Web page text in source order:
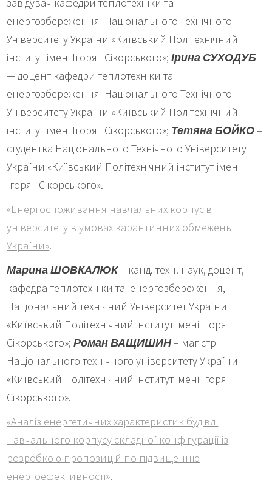
завідувач кафедри теплотехніки та
енергозбереження Національного Технічного
Університету України «Київський Політехнічний
інститут імені Ігоря Сікорського»;Ірина СУХОДУБ
— доцент кафедри теплотехніки та
енергозбереження Національного Технічного
Університету України «Київський Політехнічний
інститут імені Ігоря Сікорського»; Тетяна БОЙКО–
студентка Національного Технічного Університету
України «Київський Політехнічний інститут імені
Ігоря Сікорського».
«Енергоспоживання навчальних корпусів
університету в умовах карантинних обмежень
України».
Марина ШОВКАЛЮК– канд. техн. наук, доцент,
кафедра теплотехніки та енергозбереження,
Національний технічний Університет України
«Київський Політехнічний інститут імені Ігоря
Сікорського»;Роман ВАЩИШИН– магістр
Національного технічного університету України
«Київський Політехнічний інститут імені Ігоря
Сікорського».
«Аналіз енергетичних характеристик будівлі
навчального корпусу складної конфігурації із
розробкою пропозицій по підвищенню
енергоефективності».